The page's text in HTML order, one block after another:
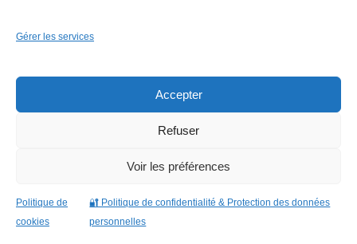
Gérer les services
Accepter
Refuser
Voir les préférences
Politique de
cookies
🔐 Politique de confidentialité & Protection des données
personnelles
Autres articles dans